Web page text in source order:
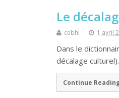
Le
cebhi 1 avril
Dans le
décalage
Continue